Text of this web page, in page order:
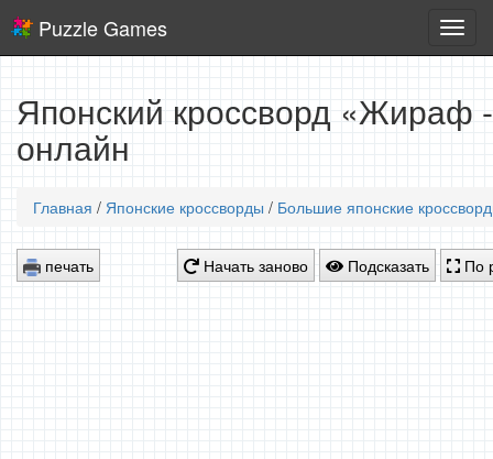
игры
Puzzle Games
Японский кроссворд «Жираф
онлайн
Главная / Японские кроссворды / Большие японские
печать Начать заново Подсказать По